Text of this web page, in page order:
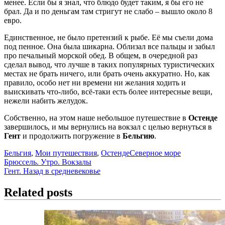
менее. Если бы я знал, что блюдо будет таким, я бы его не
брал. Да и по деньгам там стригут не слабо – вышло около 8
евро.
Единственное, не было претензий к рыбе. Её мы съели дома
под пенное. Она была шикарна. Облизал все пальцы и забыл
про печальный морской обед. В общем, в очередной раз
сделал вывод, что лучше в таких популярных туристических
местах не брать ничего, или брать очень аккуратно. Но, как
правило, особо нет ни времени ни желания ходить и
выискивать что-либо, всё-таки есть более интересные вещи,
нежели набить желудок.
Собственно, на этом наше небольшое путешествие в Остенде
завершилось, и мы вернулись на вокзал с целью вернуться в
Гент и продолжить погружение в Бельгию.
Бельгия, Мои путешествия, ОстендеСеверное море
Навигация
по
записям
Брюссель. Утро. Вокзалы
Гент. Назад в средневековье
Related posts